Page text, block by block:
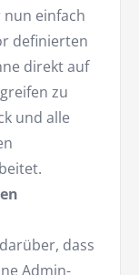
einfach
definierten
direkt auf
zu
und alle
dass
Admin-